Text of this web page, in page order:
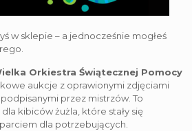
w sklepie – a jednocześnie mogłeś
Orkiestra Świątecznej Pomocy
aukcje z oprawionymi zdjęciami
, podpisanymi przez mistrzów. To
kibiców żużla, które stały się
dla potrzebujących.